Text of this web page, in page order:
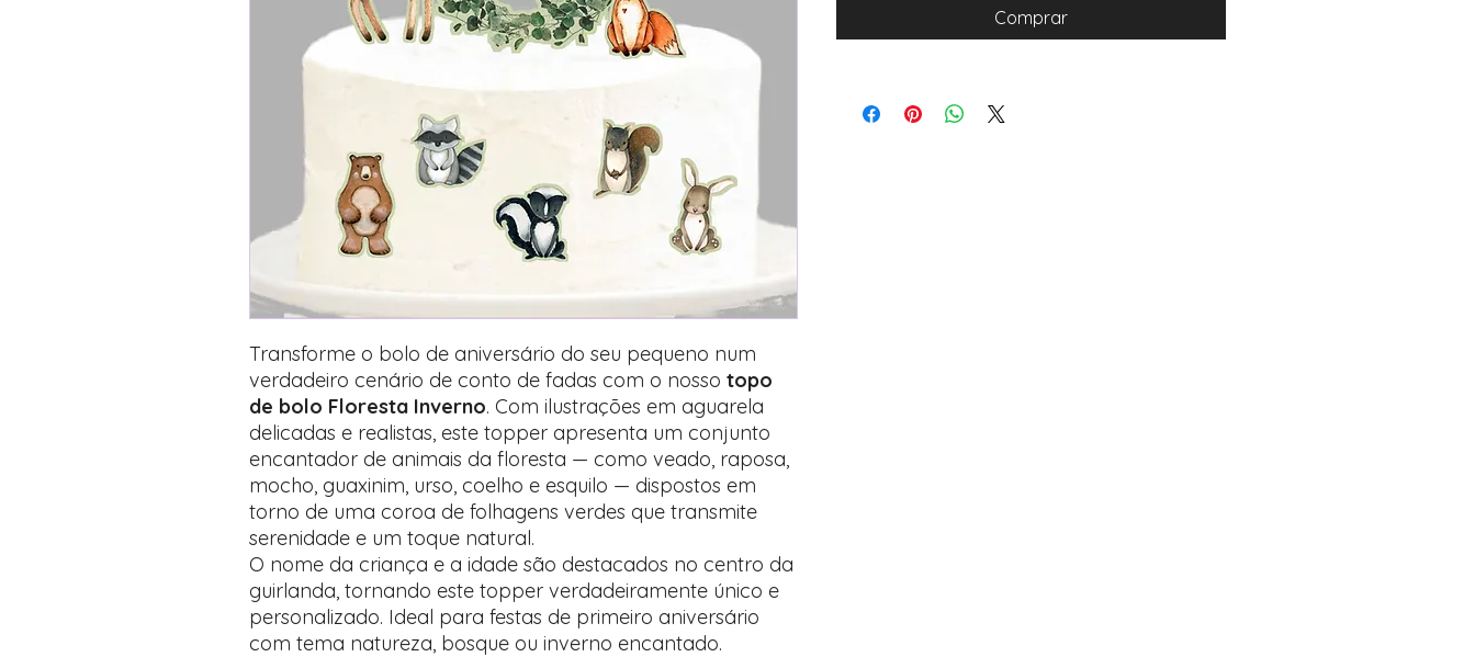
Transforme o bolo de aniversário do seu pequeno num
verdadeiro cenário de conto de fadas com o nosso topo
de bolo Floresta Inverno. Com ilustrações em aguarela
delicadas e realistas, este topper apresenta um conjunto
encantador de animais da floresta — como veado, raposa,
mocho, guaxinim, urso, coelho e esquilo — dispostos em
torno de uma coroa de folhagens verdes que transmite
serenidade e um toque natural.
O nome da criança e a idade são destacados no centro da
guirlanda, tornando este topper verdadeiramente único e
personalizado. Ideal para festas de primeiro aniversário
com tema natureza, bosque ou inverno encantado.
Comprar